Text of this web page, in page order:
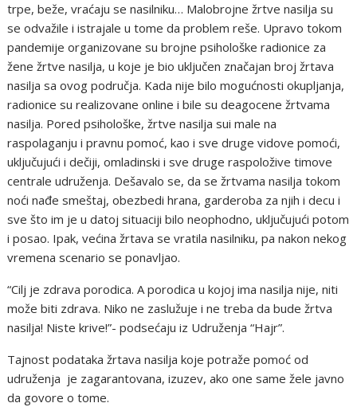
trpe, beže, vraćaju se nasilniku… Malobrojne žrtve nasilja su
se odvažile i istrajale u tome da problem reše. Upravo tokom
pandemije organizovane su brojne psihološke radionice za
žene žrtve nasilja, u koje je bio uključen značajan broj žrtava
nasilja sa ovog područja. Kada nije bilo mogućnosti okupljanja,
radionice su realizovane online i bile su deagocene žrtvama
nasilja. Pored psihološke, žrtve nasilja sui male na
raspolaganju i pravnu pomoć, kao i sve druge vidove pomoći,
uključujući i dečiji, omladinski i sve druge raspoložive timove
centrale udruženja. Dešavalo se, da se žrtvama nasilja tokom
noći nađe smeštaj, obezbedi hrana, garderoba za njih i decu i
sve što im je u datoj situaciji bilo neophodno, uključujući potom
i posao. Ipak, većina žrtava se vratila nasilniku, pa nakon nekog
vremena scenario se ponavljao.
“Cilj je zdrava porodica. A porodica u kojoj ima nasilja nije, niti
može biti zdrava. Niko ne zaslužuje i ne treba da bude žrtva
nasilja! Niste krive!”- podsećaju iz Udruženja “Hajr”.
Tajnost podataka žrtava nasilja koje potraže pomoć od
udruženja je zagarantovana, izuzev, ako one same žele javno
da govore o tome.